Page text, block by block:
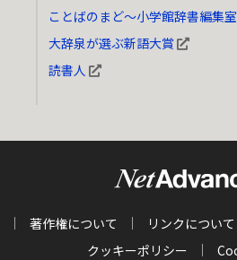
ことばのまど～小学館辞書編集室
大辞泉が選ぶ新語大賞
読書人
著作権について リンクについて
クッキーポリシー